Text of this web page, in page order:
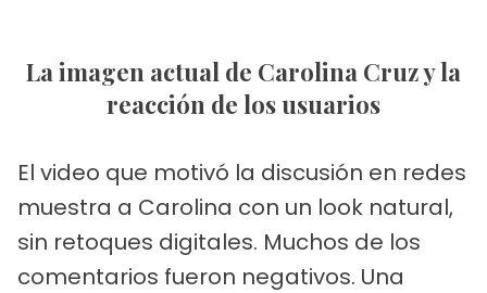
La imagen actual de Carolina Cruz y la
reacción de los usuarios
El video que motivó la discusión en redes
muestra a Carolina con un look natural,
sin retoques digitales. Muchos de los
comentarios fueron negativos. Una